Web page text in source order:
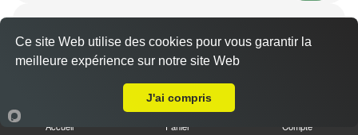
Dès 9.00 €
Base sauce poivre, mozzarella, viande hachée,
Accueil Panier Compte
Ce site Web utilise des cookies pour vous garantir la
meilleure expérience sur notre site Web
J'ai compris